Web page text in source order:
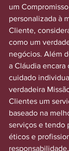
um
personalizada à
Cliente,
como um
negócios. Além
a Cláudia encara
cuidado
verdadeira
Clientes um
baseado na
serviços e tendo
éticos e